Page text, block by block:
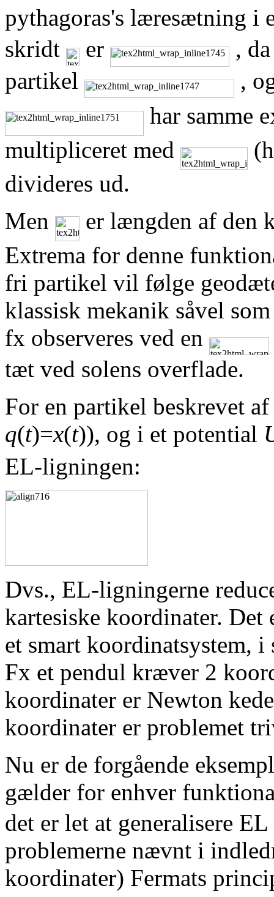
pythagoras's læresætning i
skridt
er
,
partikel
,
har samme
multipliceret med
divideres ud.
Men
er længden af den
Extrema for denne
fri partikel vil følge
klassisk mekanik såvel
fx observeres ved en
tæt ved solens overflade.
For en partikel beskrevet
q(t)=x(t)), og i et potential
EL-ligningen:
Dvs., EL-ligningerne
kartesiske koordinater. Det
et smart koordinatsystem,
Fx et pendul kræver 2
koordinater er Newton
koordinater er problemet
Nu er de forgående
gælder for enhver
det er let at generalisere
problemerne nævnt i
koordinater) Fermats